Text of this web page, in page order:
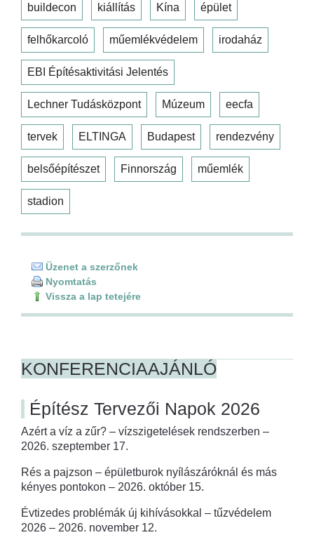
buildecon kiállítás Kína épület
felhőkarcoló műemlékvédelem irodaház
EBI Építésaktivitási Jelentés
Lechner Tudásközpont Múzeum eecfa
tervek ELTINGA Budapest rendezvény
belsőépítészet Finnország műemlék
stadion
Üzenet a szerzőnek
Nyomtatás
Vissza a lap tetejére
KONFERENCIAAJÁNLÓ
Építész Tervezői Napok 2026
Azért a víz a zűr? – vízszigetelések rendszerben –
2026. szeptember 17.
Rés a pajzson – épületburok nyílászáróknál és más
kényes pontokon – 2026. október 15.
Évtizedes problémák új kihívásokkal – tűzvédelem
2026 – 2026. november 12.